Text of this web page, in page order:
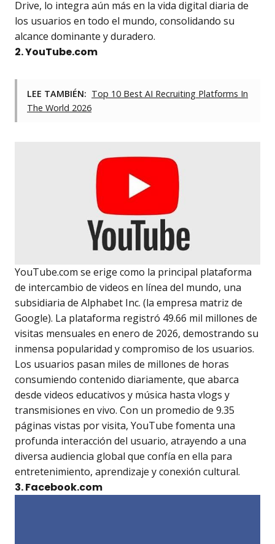
Drive, lo integra aún más en la vida digital diaria de
los usuarios en todo el mundo, consolidando su
alcance dominante y duradero.
2. YouTube.com
LEE TAMBIÉN: Top 10 Best AI Recruiting Platforms In
The World 2026
YouTube.com se erige como la principal plataforma
de intercambio de videos en línea del mundo, una
subsidiaria de Alphabet Inc. (la empresa matriz de
Google). La plataforma registró 49.66 mil millones de
visitas mensuales en enero de 2026, demostrando su
inmensa popularidad y compromiso de los usuarios.
Los usuarios pasan miles de millones de horas
consumiendo contenido diariamente, que abarca
desde videos educativos y música hasta vlogs y
transmisiones en vivo. Con un promedio de 9.35
páginas vistas por visita, YouTube fomenta una
profunda interacción del usuario, atrayendo a una
diversa audiencia global que confía en ella para
entretenimiento, aprendizaje y conexión cultural.
3. Facebook.com